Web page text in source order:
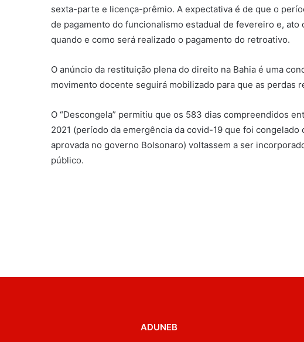
sexta-parte e licença-prêmio. A expectativa é de que o
de pagamento do funcionalismo estadual de fevereiro e,
quando e como será realizado o pagamento do retroativo.
O anúncio da restituição plena do direito na Bahia é uma
movimento docente seguirá mobilizado para que as perdas
O “Descongela” permitiu que os 583 dias compreendidos
2021 (período da emergência da covid-19 que foi
aprovada no governo Bolsonaro) voltassem a ser
público.
ADUNEB